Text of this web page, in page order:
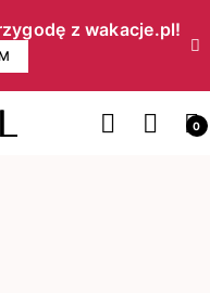
z wakacje.pl!​
0